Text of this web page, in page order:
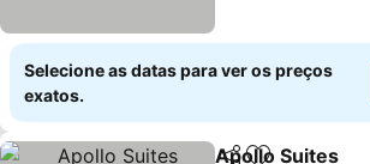
Selecione as datas para ver os preços
exatos.
Apollo Suites